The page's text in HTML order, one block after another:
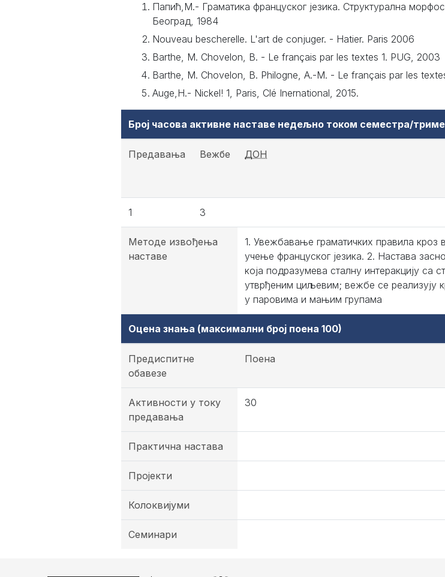
Папић,М.- Граматика француског језика. Структурална
Београд, 1984
Nouveau bescherelle. L'art de conjuger. - Hatier. Paris 2006
Barthe, M. Chovelon, B. - Le français par les textes 1. PUG, 2003
Barthe, M. Chovelon, B. Philogne, A.-M. - Le français par les
Auge,H.- Nickel! 1, Paris, Clé Inernational, 2015.
Број часова активне наставе недељно током семестра/
Предавања Вежбе ДОН
1 3
Методе извођења
наставе
1. Увежбавање граматичких правила
учење француског језика. 2. Настава
која подразумева сталну интеракцију са
утврђеним циљевим; вежбе се реализују
у паровима и мањим групама
Оцена знања (максимални број поена 100)
Предиспитне
обавезе
Поена
Активности у току
предавања
30
Практична настава
Пројекти
Колоквијуми
Семинари